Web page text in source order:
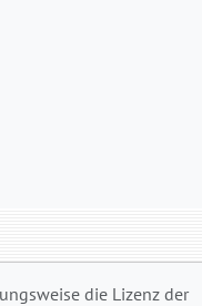
die Lizenz der